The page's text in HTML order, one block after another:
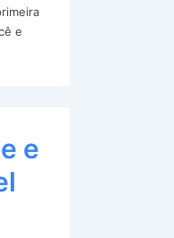
e
e